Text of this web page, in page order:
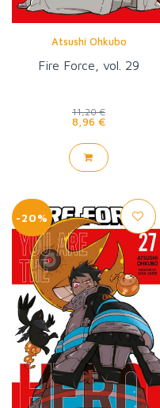
Atsushi Ohkubo
Fire Force, vol. 29
11,20 €
8,96 €
-20%